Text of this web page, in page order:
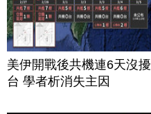
美伊開戰後共機連6天沒擾
台 學者析消失主因